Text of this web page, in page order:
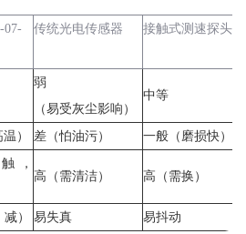
07-
传统光电传感器 接触式测速探头
弱
（易受灰尘影响）
中等
） 差（怕油污） 一般（磨损快）
，
高（需清洁） 高（需换）
） 易失真 易抖动